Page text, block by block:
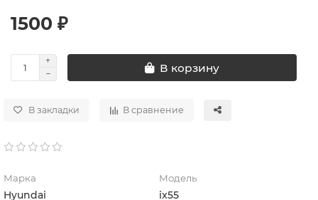
1500 ₽
В корзину
В закладки В сравнение
Марка
Hyundai
Модель
ix55